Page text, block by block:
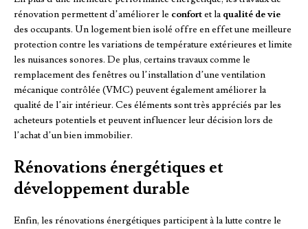
rénovation permettent d’améliorer le confortet la qualité de vie
des occupants. Un logement bien isolé offre en effet une meilleure
protection contre les variations de température extérieures et limite
les nuisances sonores. De plus, certains travaux comme le
remplacement des fenêtres ou l’installation d’une ventilation
mécanique contrôlée (VMC) peuvent également améliorer la
qualité de l’air intérieur. Ces éléments sont très appréciés par les
acheteurs potentiels et peuvent influencer leur décision lors de
l’achat d’un bien immobilier.
Rénovations énergétiques et
développement durable
Enfin, les rénovations énergétiques participent à la lutte contre le